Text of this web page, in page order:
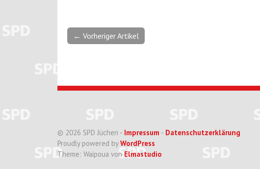
← Vorheriger Artikel
© 2026 SPD Jüchen - Impressum - Datenschutzerklärung
Proudly powered byWordPress
Theme: Waipoua von Elmastudio